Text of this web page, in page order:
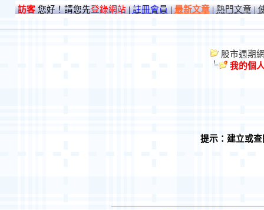
訪客您好！請您先登錄網站|註冊會員|最新文章|熱門文章|
股市週期
我的個
提示：建立或